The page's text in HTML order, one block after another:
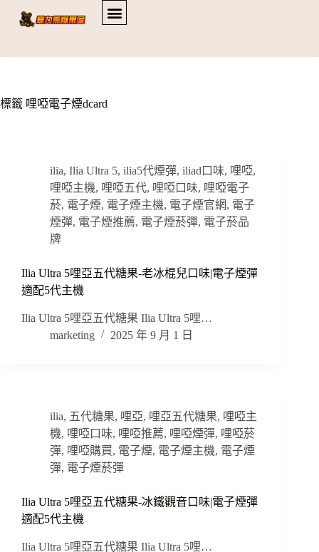
標籤 哩啞電子煙dcard
ilia, Ilia Ultra 5, ilia5代煙彈, iliad口味, 哩啞,
哩啞主機, 哩啞五代, 哩啞口味, 哩啞電子
菸, 電子煙, 電子煙主機, 電子煙官網, 電子
煙彈, 電子煙推薦, 電子煙菸彈, 電子菸品
牌
Ilia Ultra 5哩亞五代糖果-老冰棍兒口味|電子煙彈
適配5代主機
Ilia Ultra 5哩亞五代糖果 Ilia Ultra 5哩…
marketing
2025 年 9 月 1 日
ilia, 五代糖果, 哩亞, 哩亞五代糖果, 哩啞主
機, 哩啞口味, 哩啞推薦, 哩啞煙彈, 哩啞菸
彈, 哩啞購買, 電子煙, 電子煙主機, 電子煙
彈, 電子煙菸彈
Ilia Ultra 5哩亞五代糖果-冰鐵觀音口味|電子煙彈
適配5代主機
Ilia Ultra 5哩亞五代糖果 Ilia Ultra 5哩…